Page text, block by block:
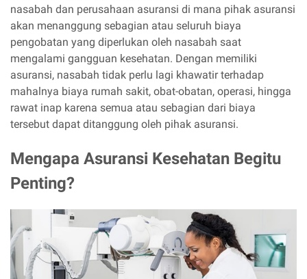
nasabah dan perusahaan asuransi di mana pihak asuransi
akan menanggung sebagian atau seluruh biaya
pengobatan yang diperlukan oleh nasabah saat
mengalami gangguan kesehatan. Dengan memiliki
asuransi, nasabah tidak perlu lagi khawatir terhadap
mahalnya biaya rumah sakit, obat-obatan, operasi, hingga
rawat inap karena semua atau sebagian dari biaya
tersebut dapat ditanggung oleh pihak asuransi.
Mengapa Asuransi Kesehatan Begitu
Penting?